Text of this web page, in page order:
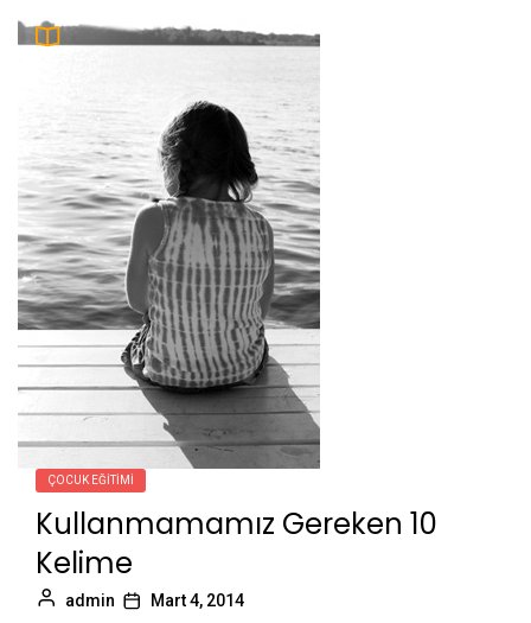
ÇOCUK EĞITIMI
Kullanmamamız Gereken 10
Kelime
admin Mart 4, 2014